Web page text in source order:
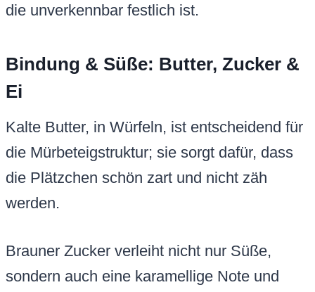
die unverkennbar festlich ist.
Bindung & Süße: Butter, Zucker &
Ei
Kalte Butter, in Würfeln, ist entscheidend für
die Mürbeteigstruktur; sie sorgt dafür, dass
die Plätzchen schön zart und nicht zäh
werden.
Brauner Zucker verleiht nicht nur Süße,
sondern auch eine karamellige Note und